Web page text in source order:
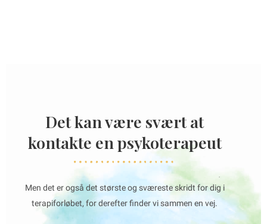
Det kan være svært at
kontakte en psykoterapeut
Men det er også det største og sværeste skridt for dig i
terapiforløbet, for derefter finder vi sammen en vej.